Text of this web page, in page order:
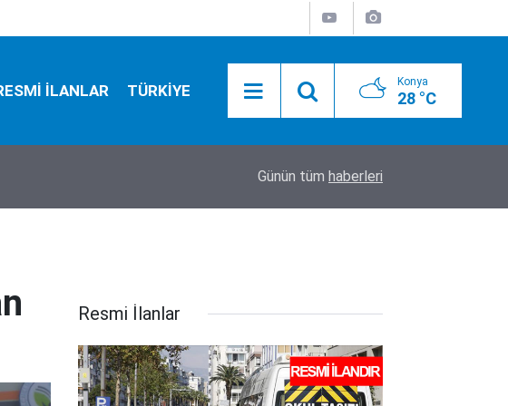
İLANLAR TÜRKİYE Konya
28 °C
Feci kazada mucize kurtuluş! 150 metrelik
Günün tüm haberleri
Resmi İlanlar